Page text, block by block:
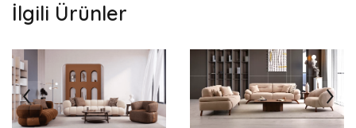
İlgili Ürünler